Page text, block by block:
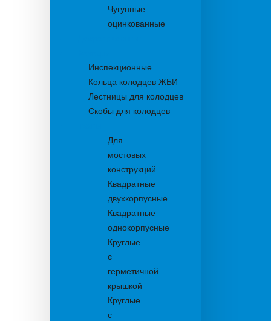
Чугунные
оцинкованные
Инспекционные
Кольца колодцев ЖБИ
Лестницы для колодцев
Скобы для колодцев
Для
мостовых
конструкций
Квадратные
двухкорпусные
Квадратные
однокорпусные
Круглые
с
герметичной
крышкой
Круглые
с